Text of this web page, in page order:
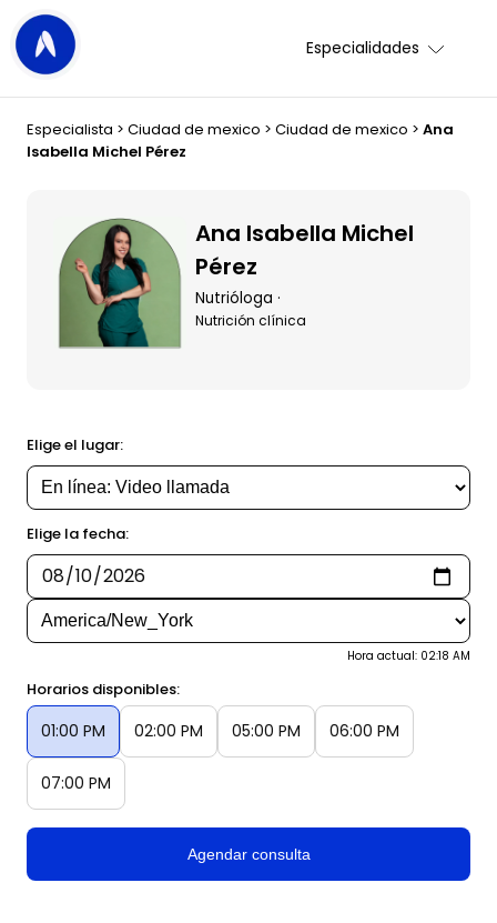
Especialidades
Especialista > Ciudad de mexico > Ciudad de mexico > Ana
Isabella Michel Pérez
Ana Isabella Michel
Pérez
Nutrióloga ·
Nutrición clínica
Elige el lugar:
Elige la fecha:
Hora actual: 02:18 AM
Horarios disponibles:
01:00 PM 02:00 PM 05:00 PM 06:00 PM
07:00 PM
Agendar consulta